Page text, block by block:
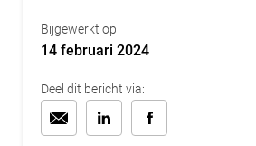
Bijgewerkt op
14 februari 2024
Deel dit bericht via: